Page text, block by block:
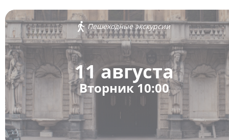
Пешеходные экскурсии
11 августа
Вторник 10:00